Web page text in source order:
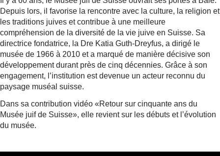
Depuis lors, il favorise la rencontre avec la culture, la religion et
les traditions juives et contribue à une meilleure
compréhension de la diversité de la vie juive en Suisse. Sa
directrice fondatrice, la Dre Katia Guth-Dreyfus, a dirigé le
musée de 1966 à 2010 et a marqué de manière décisive son
développement durant près de cinq décennies. Grâce à son
engagement, l’institution est devenue un acteur reconnu du
paysage muséal suisse.
Dans sa contribution vidéo «Retour sur cinquante ans du
Musée juif de Suisse», elle revient sur les débuts et l’évolution
du musée.